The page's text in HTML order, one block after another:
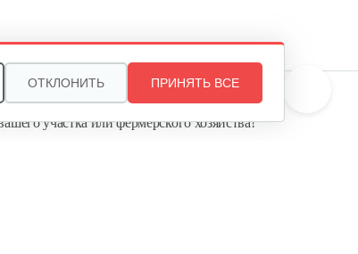
поможем подобрать идеальный вариант
участка или фермерского хозяйства!
ОТКЛОНИТЬ ПРИНЯТЬ ВСЕ